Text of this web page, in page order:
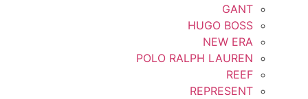
GANT
HUGO BOSS
NEW ERA
POLO RALPH LAUREN
REEF
REPRESENT